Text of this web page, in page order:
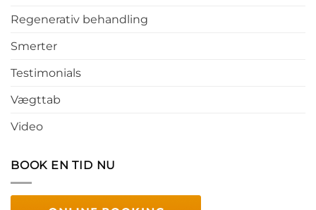
Regenerativ behandling
Smerter
Testimonials
Vægttab
Video
BOOK EN TID NU